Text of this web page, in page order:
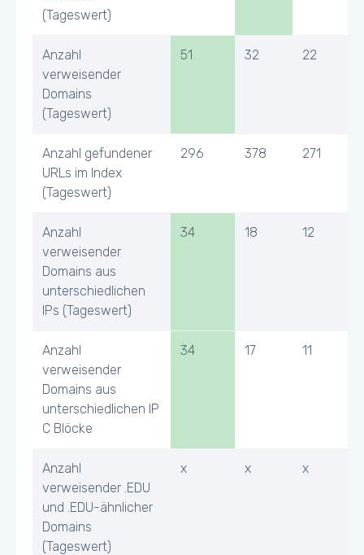
(Tageswert)
Anzahl
verweisender
Domains
(Tageswert)
51 32 22
Anzahl gefundener
URLs im Index
(Tageswert)
296 378 271
Anzahl
verweisender
Domains aus
unterschiedlichen
IPs (Tageswert)
34 18 12
Anzahl
verweisender
Domains aus
unterschiedlichen IP
C Blöcke
34 17 11
Anzahl
verweisender .EDU
und .EDU-ähnlicher
Domains
(Tageswert)
x x x